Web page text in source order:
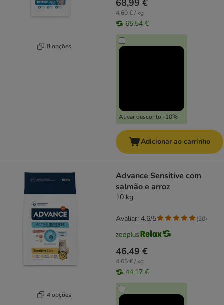
8 opções
68,99 €
4,60 € / kg
65,54 €
Ativar desconto -10%
Adicionar ao carrinho
4 opções
Advance Sensitive com
salmão e arroz
10 kg
46,49 €
4,65 € / kg
44,17 €
Avaliar: 4.6/5 (20)